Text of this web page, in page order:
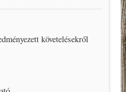
követelésekről